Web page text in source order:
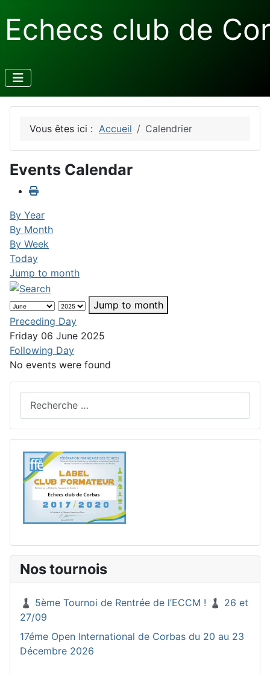
Echecs club de
Vous êtes ici : Accueil Calendrier
Events Calendar
By Year
By Month
By Week
Today
Jump to month
Jump to month
Preceding Day
Friday 06 June 2025
Following Day
No events were found
Nos tournois
♟️ 5ème Tournoi de Rentrée de l’ECCM ! ♟️ 26 et
27/09
17éme Open International de Corbas du 20 au 23
Décembre 2026